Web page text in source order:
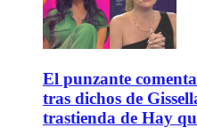
El punzante
tras dichos de
trastienda de Hay